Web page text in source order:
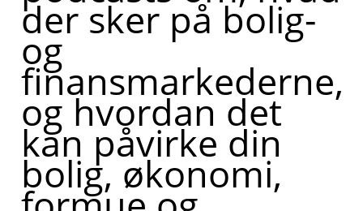
der sker på bolig-
og
finansmarkederne,
og hvordan det
kan påvirke din
bolig, økonomi,